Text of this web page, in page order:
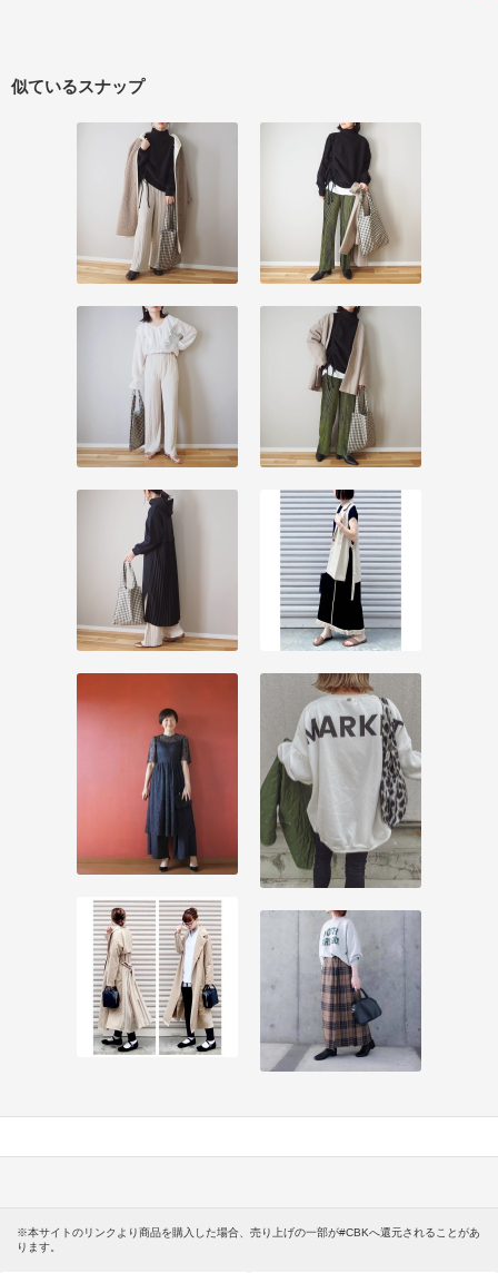
似ているスナップ
※本サイトのリンクより商品を購入した場合、売り上げの一部が#CBKへ還元されることがあ
ります。